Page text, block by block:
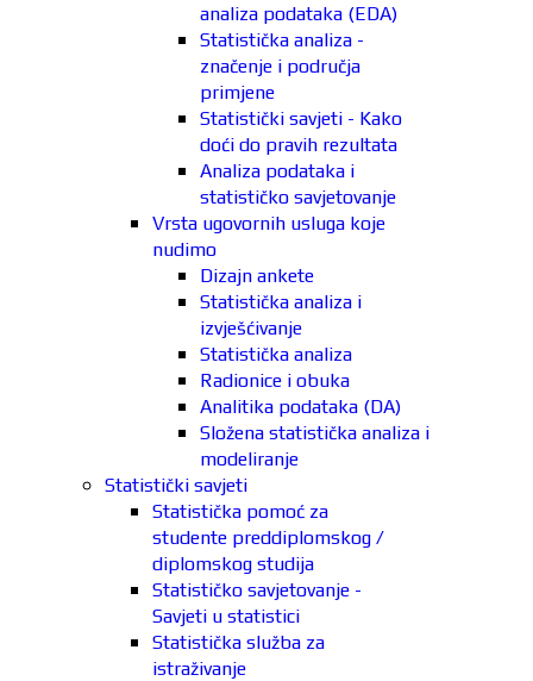
analiza podataka (EDA)
Statistička analiza -
značenje i područja
primjene
Statistički savjeti - Kako
doći do pravih rezultata
Analiza podataka i
statističko savjetovanje
Vrsta ugovornih usluga koje
nudimo
Dizajn ankete
Statistička analiza i
izvješćivanje
Statistička analiza
Radionice i obuka
Analitika podataka (DA)
Složena statistička analiza i
modeliranje
Statistički savjeti
Statistička pomoć za
studente preddiplomskog /
diplomskog studija
Statističko savjetovanje -
Savjeti u statistici
Statistička služba za
istraživanje